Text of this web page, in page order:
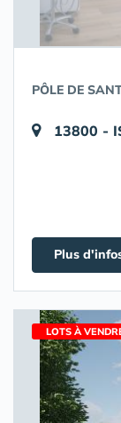
PÔLE DE
13800 -
Plus
LOTS À